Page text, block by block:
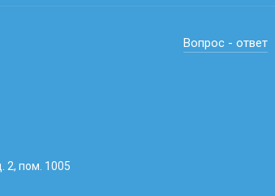
2, пом. 1005
Вопрос - ответ